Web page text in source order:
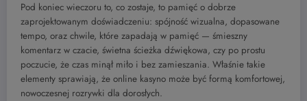
Pod koniec wieczoru to, co zostaje, to pamięć o dobrze
zaprojektowanym doświadczeniu: spójność wizualna, dopasowane
tempo, oraz chwile, które zapadają w pamięć — śmieszny
komentarz w czacie, świetna ścieżka dźwiękowa, czy po prostu
poczucie, że czas minął miło i bez zamieszania. Właśnie takie
elementy sprawiają, że online kasyno może być formą komfortowej,
nowoczesnej rozrywki dla dorosłych.